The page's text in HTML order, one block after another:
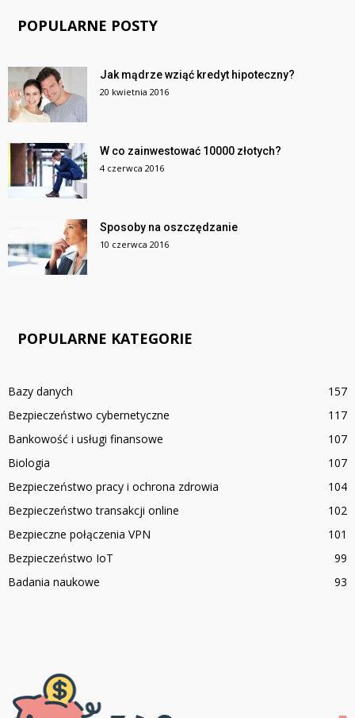
POPULARNE POSTY
Jak mądrze wziąć kredyt hipoteczny?
20 kwietnia 2016
W co zainwestować 10000 złotych?
4 czerwca 2016
Sposoby na oszczędzanie
10 czerwca 2016
POPULARNE KATEGORIE
Bazy danych
157
Bezpieczeństwo cybernetyczne
117
Bankowość i usługi finansowe
107
Biologia
107
Bezpieczeństwo pracy i ochrona zdrowia
104
Bezpieczeństwo transakcji online
102
Bezpieczne połączenia VPN
101
Bezpieczeństwo IoT
99
Badania naukowe
93